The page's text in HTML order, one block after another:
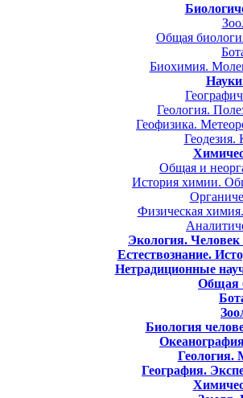
Общая
Биохимия.
Геология.
Геофизика.
Геодезия.
Общая и
История химии.
Физическая
Экология.
Естествознание.
Нетрадиционные
Общая
Биология
Геология.
География.